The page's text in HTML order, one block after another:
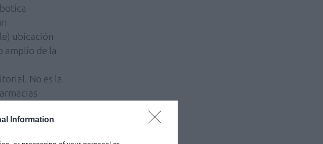
Information
ubicación
amplio de la
No es la
que el
al éxito.
un entorno